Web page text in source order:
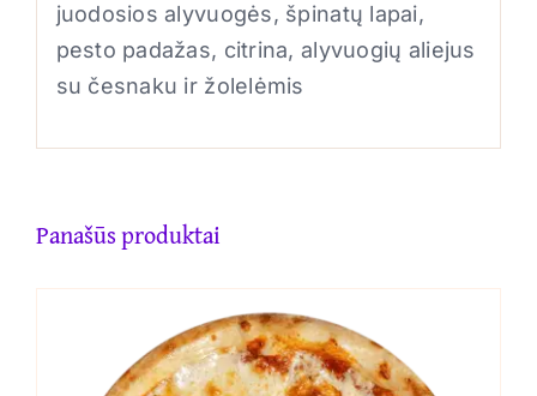
juodosios alyvuogės, špinatų lapai,
pesto padažas, citrina, alyvuogių aliejus
su česnaku ir žolelėmis
Panašūs produktai